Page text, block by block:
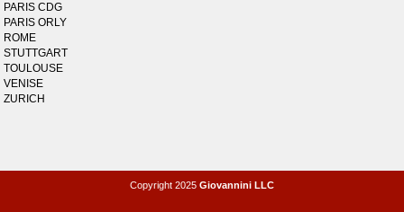
PARIS CDG
PARIS ORLY
ROME
STUTTGART
TOULOUSE
VENISE
ZURICH
Copyright 2025 Giovannini LLC